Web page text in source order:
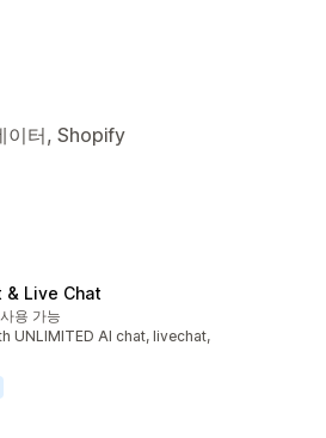
이터, Shopify
& Live Chat
용 가능
UNLIMITED AI chat, livechat,